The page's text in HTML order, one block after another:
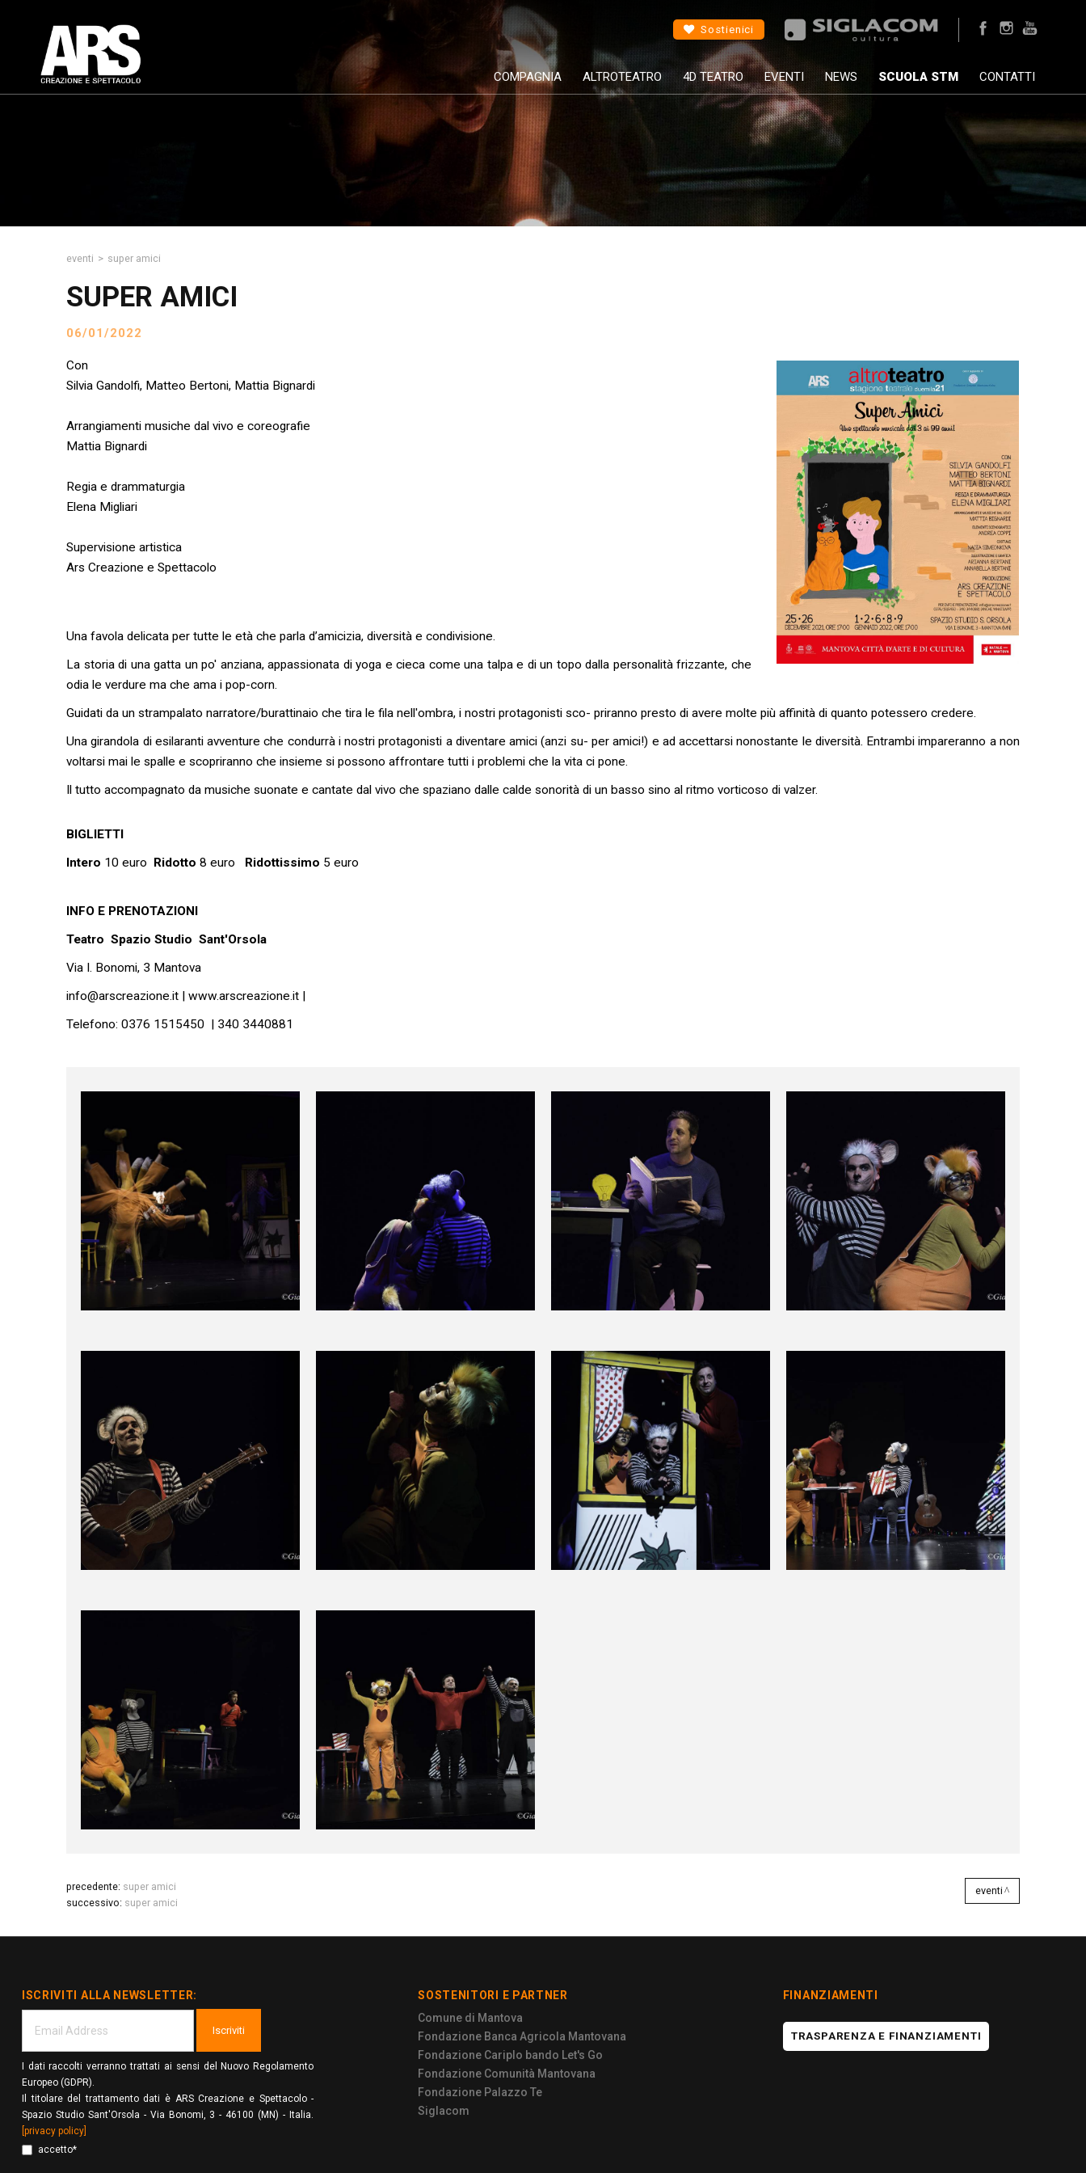
Sostienici
COMPAGNIA ALTROTEATRO 4D TEATRO EVENTI NEWS SCUOLA STM CONTATTI
eventi > super amici
SUPER AMICI
06/01/2022
Con
Silvia Gandolfi, Matteo Bertoni, Mattia Bignardi
Arrangiamenti musiche dal vivo e coreografie
Mattia Bignardi
Regia e drammaturgia
Elena Migliari
Supervisione artistica
Ars Creazione e Spettacolo
Una favola delicata per tutte le età che parla d’amicizia, diversità e condivisione.
La storia di una gatta un po' anziana, appassionata di yoga e cieca come una talpa e di un topo dalla personalità frizzante, che
odia le verdure ma che ama i pop-corn.
Guidati da un strampalato narratore/burattinaio che tira le fila nell'ombra, i nostri protagonisti sco- priranno presto di avere molte più affinità di quanto potessero credere.
Una girandola di esilaranti avventure che condurrà i nostri protagonisti a diventare amici (anzi su- per amici!) e ad accettarsi nonostante le diversità. Entrambi impareranno a non
voltarsi mai le spalle e scopriranno che insieme si possono affrontare tutti i problemi che la vita ci pone.
Il tutto accompagnato da musiche suonate e cantate dal vivo che spaziano dalle calde sonorità di un basso sino al ritmo vorticoso di valzer.
BIGLIETTI
Intero 10 euro Ridotto 8 euro Ridottissimo 5 euro
INFO E PRENOTAZIONI
Teatro Spazio Studio Sant'Orsola
Via I. Bonomi, 3 Mantova
info@arscreazione.it | www.arscreazione.it |
Telefono: 0376 1515450 | 340 3440881
precedente: super amici
successivo: super amici
eventi
ISCRIVITI ALLA NEWSLETTER:
Iscriviti
I dati raccolti verranno trattati ai sensi del Nuovo Regolamento
Europeo (GDPR).
Il titolare del trattamento dati è ARS Creazione e Spettacolo -
Spazio Studio Sant'Orsola - Via Bonomi, 3 - 46100 (MN) - Italia.
[privacy policy]
accetto*
SOSTENITORI E PARTNER
Comune di Mantova
Fondazione Banca Agricola Mantovana
Fondazione Cariplo bando Let's Go
Fondazione Comunità Mantovana
Fondazione Palazzo Te
Siglacom
FINANZIAMENTI
TRASPARENZA E FINANZIAMENTI